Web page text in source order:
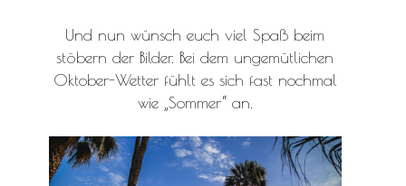
Und nun wünsch euch viel Spaß beim
stöbern der Bilder. Bei dem ungemütlichen
Oktober-Wetter fühlt es sich fast nochmal
wie „Sommer“ an.